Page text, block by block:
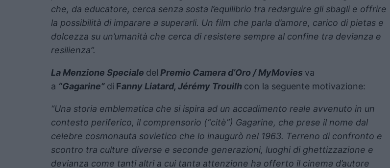
che, da educatore, cerca senza sosta l’equilibrio tra redarguire gli sbagli e offrire
la possibilità di imparare a superarli. Un film che parla d’amore, carico di pietas e
dolcezza su un’umanità che cerca di resistere sempre al confine tra devianza e
resilienza”.
La Menzione Speciale del Premio Camera d’Oro / MyMovies va
a “Gagarine” di Fanny Liatard, Jérémy Trouilh con la seguente motivazione:
“Una storia emblematica che si ispira ad un accadimento reale avvenuto in un
contesto periferico, il comprensorio (“citè”) Gagarine, che prese il nome dal
celebre cosmonauta sovietico che lo inaugurò nel 1963. Terreno di confronto e
scontro tra culture diverse e seconde generazioni, luoghi di ghettizzazione e
devianza come tanti altri a cui tanta attenzione ha offerto il cinema d’autore